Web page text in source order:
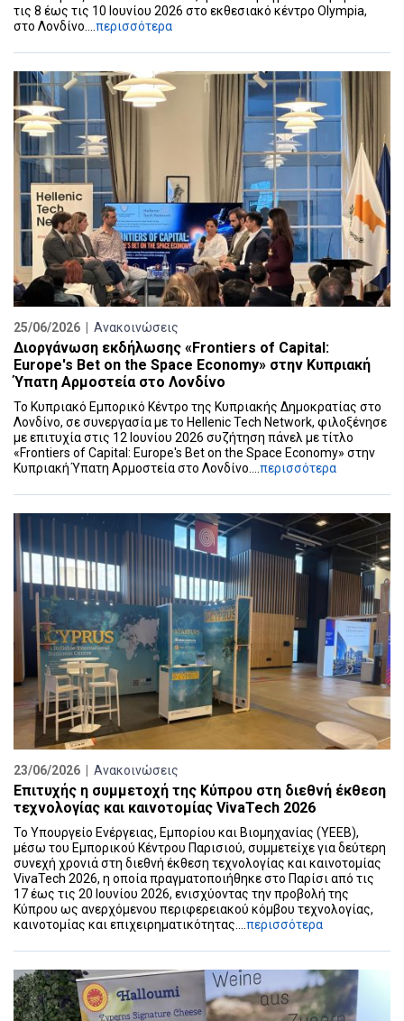
τις 8 έως τις 10 Ιουνίου 2026 στο εκθεσιακό κέντρο Olympia,
στο Λονδίνο.... περισσότερα
25/06/2026 | Ανακοινώσεις
Διοργάνωση εκδήλωσης «Frontiers of Capital:
Europe's Bet on the Space Economy» στην Κυπριακή
Ύπατη Αρμοστεία στο Λονδίνο
Το Κυπριακό Εμπορικό Κέντρο της Κυπριακής Δημοκρατίας στο
Λονδίνο, σε συνεργασία με το Hellenic Tech Network, φιλοξένησε
με επιτυχία στις 12 Ιουνίου 2026 συζήτηση πάνελ με τίτλο
«Frontiers of Capital: Europe's Bet on the Space Economy» στην
Κυπριακή Ύπατη Αρμοστεία στο Λονδίνο....περισσότερα
23/06/2026 | Ανακοινώσεις
Επιτυχής η συμμετοχή της Κύπρου στη διεθνή έκθεση
τεχνολογίας και καινοτομίας VivaTech 2026
To Υπουργείο Ενέργειας, Εμπορίου και Βιομηχανίας (ΥΕΕΒ),
μέσω του Εμπορικού Κέντρου Παρισιού, συμμετείχε για δεύτερη
συνεχή χρονιά στη διεθνή έκθεση τεχνολογίας και καινοτομίας
VivaTech 2026, η οποία πραγματοποιήθηκε στο Παρίσι από τις
17 έως τις 20 Ιουνίου 2026, ενισχύοντας την προβολή της
Κύπρου ως ανερχόμενου περιφερειακού κόμβου τεχνολογίας,
καινοτομίας και επιχειρηματικότητας.... περισσότερα